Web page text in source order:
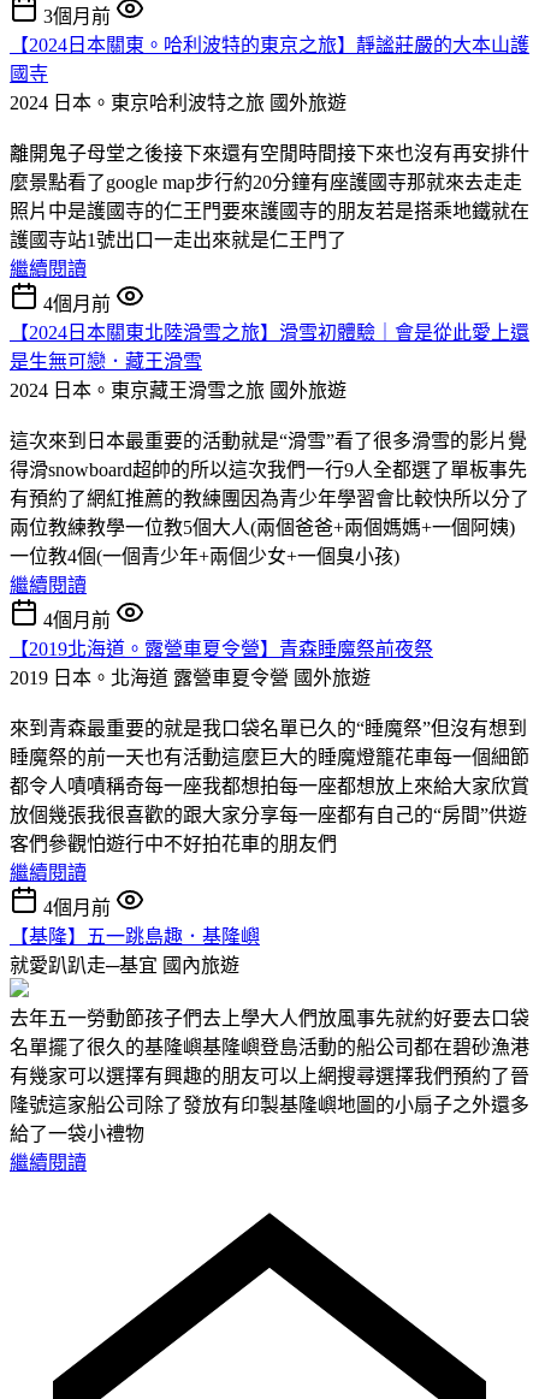
3個月前
【2024日本關東。哈利波特的東京之旅】靜謐莊嚴的大本山護
國寺
2024 日本。東京哈利波特之旅 國外旅遊
離開鬼子母堂之後接下來還有空閒時間接下來也沒有再安排什
麼景點看了google map步行約20分鐘有座護國寺那就來去走走
照片中是護國寺的仁王門要來護國寺的朋友若是搭乘地鐵就在
護國寺站1號出口一走出來就是仁王門了
繼續閱讀
4個月前
【2024日本關東北陸滑雪之旅】滑雪初體驗｜會是從此愛上還
是生無可戀．藏王滑雪
2024 日本。東京藏王滑雪之旅 國外旅遊
這次來到日本最重要的活動就是“滑雪”看了很多滑雪的影片覺
得滑snowboard超帥的所以這次我們一行9人全都選了單板事先
有預約了網紅推薦的教練團因為青少年學習會比較快所以分了
兩位教練教學一位教5個大人(兩個爸爸+兩個媽媽+一個阿姨)
一位教4個(一個青少年+兩個少女+一個臭小孩)
繼續閱讀
4個月前
【2019北海道。露營車夏令營】青森睡魔祭前夜祭
2019 日本。北海道 露營車夏令營 國外旅遊
來到青森最重要的就是我口袋名單已久的“睡魔祭”但沒有想到
睡魔祭的前一天也有活動這麼巨大的睡魔燈籠花車每一個細節
都令人嘖嘖稱奇每一座我都想拍每一座都想放上來給大家欣賞
放個幾張我很喜歡的跟大家分享每一座都有自己的“房間”供遊
客們參觀怕遊行中不好拍花車的朋友們
繼續閱讀
4個月前
【基隆】五一跳島趣．基隆嶼
就愛趴趴走─基宜 國內旅遊
去年五一勞動節孩子們去上學大人們放風事先就約好要去口袋
名單擺了很久的基隆嶼基隆嶼登島活動的船公司都在碧砂漁港
有幾家可以選擇有興趣的朋友可以上網搜尋選擇我們預約了晉
隆號這家船公司除了發放有印製基隆嶼地圖的小扇子之外還多
給了一袋小禮物
繼續閱讀